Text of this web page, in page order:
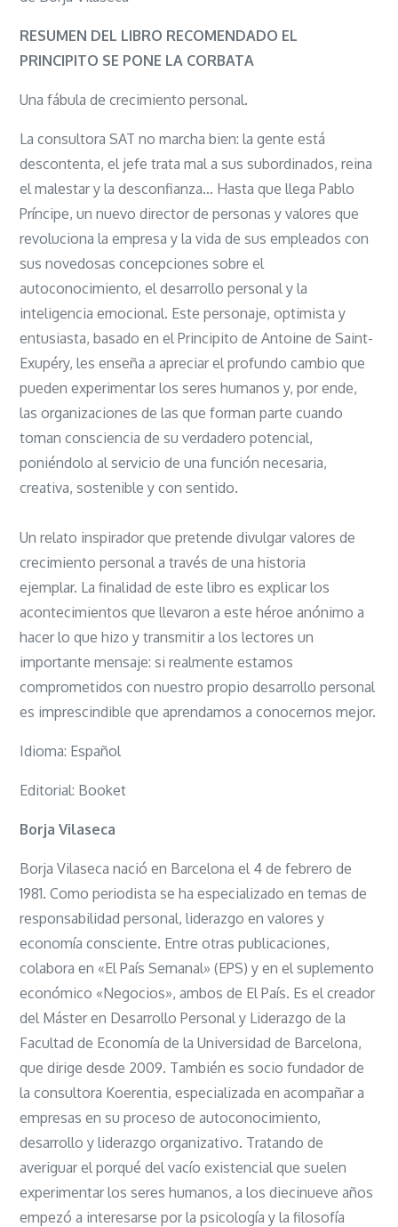
Principito
se
la
corbata
RESUMEN DEL LIBRO RECOMENDADO EL
PRINCIPITO SE PONE LA CORBATA
Una fábula de crecimiento personal.
La consultora SAT no marcha bien: la gente está
descontenta, el jefe trata mal a sus subordinados, reina
el malestar y la desconfianza… Hasta que llega Pablo
Príncipe, un nuevo director de personas y valores que
revoluciona la empresa y la vida de sus empleados con
sus novedosas concepciones sobre el
autoconocimiento, el desarrollo personal y la
inteligencia emocional. Este personaje, optimista y
entusiasta, basado en el Principito de Antoine de Saint-
Exupéry, les enseña a apreciar el profundo cambio que
pueden experimentar los seres humanos y, por ende,
las organizaciones de las que forman parte cuando
toman consciencia de su verdadero potencial,
poniéndolo al servicio de una función necesaria,
creativa, sostenible y con sentido.
Un relato inspirador que pretende divulgar valores de
crecimiento personal a través de una historia
ejemplar. La finalidad de este libro es explicar los
acontecimientos que llevaron a este héroe anónimo a
hacer lo que hizo y transmitir a los lectores un
importante mensaje: si realmente estamos
comprometidos con nuestro propio desarrollo personal
es imprescindible que aprendamos a conocernos mejor.
Idioma: Español
Editorial: Booket
Borja Vilaseca
Borja Vilaseca nació en Barcelona el 4 de febrero de
1981. Como periodista se ha especializado en temas de
responsabilidad personal, liderazgo en valores y
economía consciente. Entre otras publicaciones,
colabora en «El País Semanal» (EPS) y en el suplemento
económico «Negocios», ambos de El País. Es el creador
del Máster en Desarrollo Personal y Liderazgo de la
Facultad de Economía de la Universidad de Barcelona,
que dirige desde 2009. También es socio fundador de
la consultora Koerentia, especializada en acompañar a
empresas en su proceso de autoconocimiento,
desarrollo y liderazgo organizativo. Tratando de
averiguar el porqué del vacío existencial que suelen
experimentar los seres humanos, a los diecinueve años
empezó a interesarse por la psicología y la filosofía